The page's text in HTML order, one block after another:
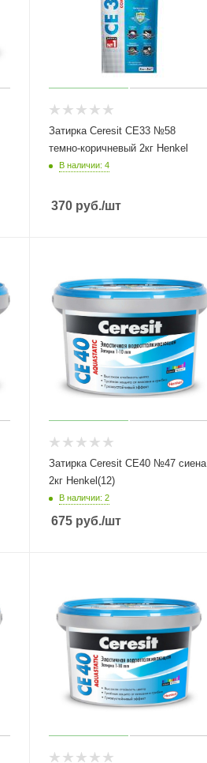
Затирка Ceresit СЕ33 №58
темно-коричневый 2кг Henkel
В наличии: 4
370 руб./шт
Затирка Ceresit СЕ40 №47 сиена
2кг Henkel(12)
В наличии: 2
675 руб./шт